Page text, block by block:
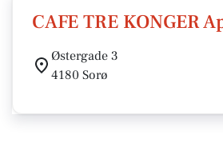
CAFE TRE KONGER
Østergade 3
4180 Sorø